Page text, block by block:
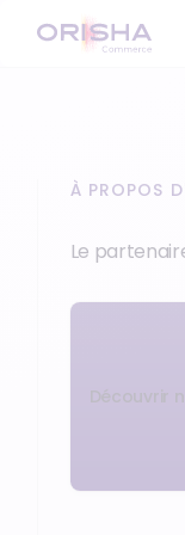
À PROPOS
Le
‍Découvrir